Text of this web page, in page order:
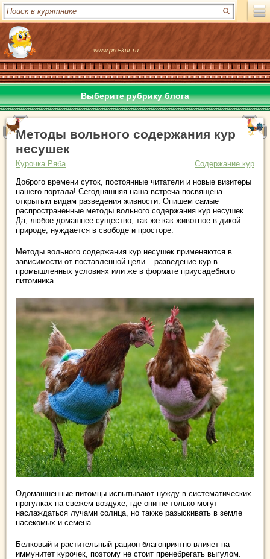
www.pro-kur.ru
Выберите рубрику блога
Методы вольного содержания кур
несушек
Курочка Ряба
Содержание кур
Доброго времени суток, постоянные читатели и новые визитеры
нашего портала! Сегодняшняя наша встреча посвящена
открытым видам разведения живности. Опишем самые
распространенные методы вольного содержания кур несушек.
Да, любое домашнее существо, так же как животное в дикой
природе, нуждается в свободе и просторе.
Методы вольного содержания кур несушек применяются в
зависимости от поставленной цели – разведение кур в
промышленных условиях или же в формате приусадебного
питомника.
Одомашненные питомцы испытывают нужду в систематических
прогулках на свежем воздухе, где они не только могут
наслаждаться лучами солнца, но также разыскивать в земле
насекомых и семена.
Белковый и растительный рацион благоприятно влияет на
иммунитет курочек, поэтому не стоит пренебрегать выгулом.